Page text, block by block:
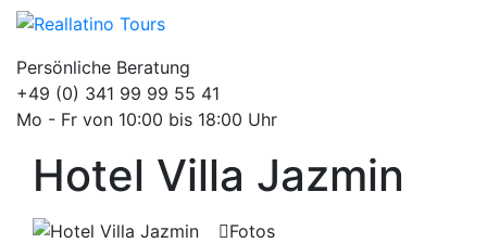
Persönliche Beratung
+49 (0) 341 99 99 55 41
Mo - Fr von 10:00 bis 18:00 Uhr
Hotel Villa Jazmin
Fotos